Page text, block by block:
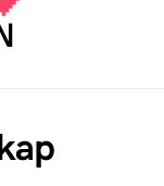
som
att bli en